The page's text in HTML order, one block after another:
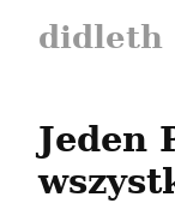
didleth
Jeden